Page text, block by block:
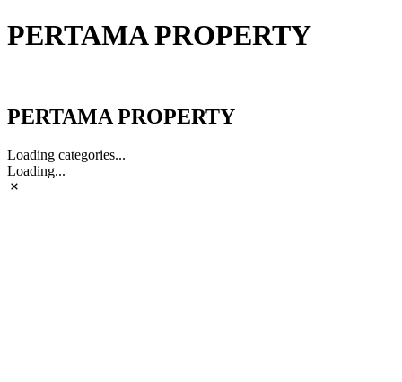
PERTAMA PROPERTY
PERTAMA PROPERTY
Loading categories...
Loading...